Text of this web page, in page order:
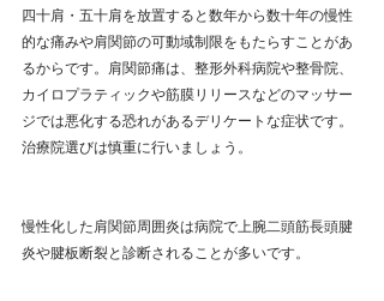
四十肩・五十肩を放置すると数年から数十年の慢性
的な痛みや肩関節の可動域制限をもたらすことがあ
るからです。肩関節痛は、整形外科病院や整骨院、
カイロプラティックや筋膜リリースなどのマッサー
ジでは悪化する恐れがあるデリケートな症状です。
治療院選びは慎重に行いましょう。
慢性化した肩関節周囲炎は病院で上腕二頭筋長頭腱
炎や腱板断裂と診断されることが多いです。